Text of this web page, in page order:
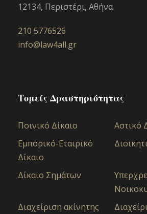
12134, Περιστέρι, Αθήνα
210 5776526
info@law4all.gr
Τομείς Δραστηριότητας
Ποινικό Δίκαιο
Αστικό
Εμπορικό-Εταιρικό
Δίκαιο
Δίκαιο Σημάτων
Διαχείριση ακίνητης